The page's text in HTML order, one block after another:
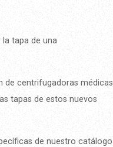
tapa de una
de centrifugadoras
tapas de estos nuevos
de nuestro catálogo